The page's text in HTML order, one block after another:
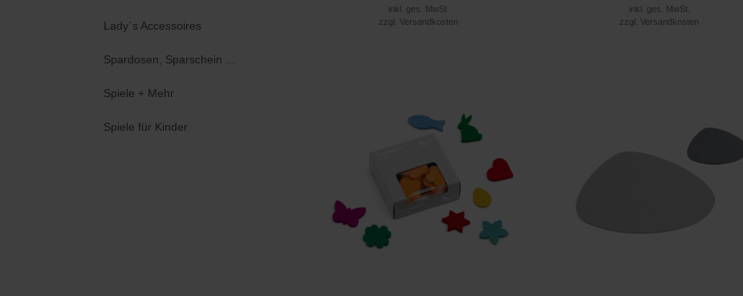
Lady´s Accessoires
Spardosen, Sparschein ...
Spiele + Mehr
Spiele für Kinder
inkl. ges. MwSt.
zzgl.Versandkosten
inkl. ges. MwSt.
zzgl.Versandkosten